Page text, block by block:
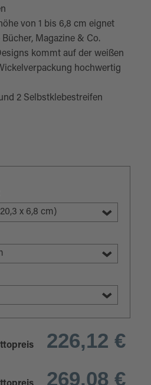
von 1 bis 6,8 cm eignet
Magazine & Co.
kommt auf der weißen
hochwertig
2 Selbstklebestreifen
x 6,8 cm)
226,12 €
269,08 €